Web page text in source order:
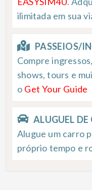
ilimitada em sua
PASSEIOS/
Compre
shows, tours e
o Get Your Guide
ALUGUEL DE
Alugue um carro
próprio tempo e